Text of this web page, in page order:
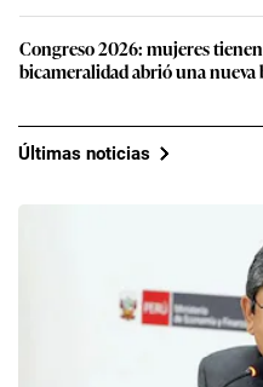
Congreso 2026: mujeres
bicameralidad abrió una nueva
Últimas noticias